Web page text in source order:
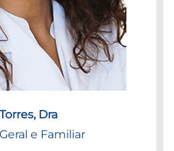
Dra
e Familiar